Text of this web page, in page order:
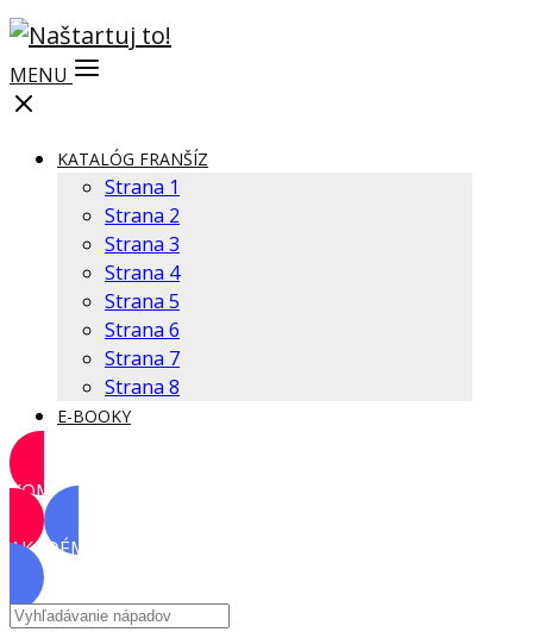
MENU
KATALÓG FRANŠÍZ
Strana 1
Strana 2
Strana 3
Strana 4
Strana 5
Strana 6
Strana 7
Strana 8
E-BOOKY
KOMUNITA
AKADÉMIA